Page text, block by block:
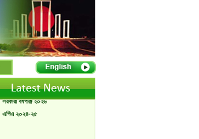
A Handbook of
Government Press
Citizen Charter of
Bangladesh Government
Press
সরকারী বর্ষপঞ্জি ২০২৬